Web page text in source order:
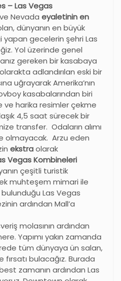
Las Vegas
Nevada eyaletinin en
dünyanın en büyük
gecelerin şehri Las
Yol üzerinde genel
gereken bir kasabaya
adlandırılan eski bir
uğrayarak Amerika’nın
kasabalarından biri
ve harika resimler çekme
4,5 saat sürecek bir
transfer. Odaların alımı
olmayacak. Arzu eden
ekstraolarak
Vegas Kombineleri
çeşitli turistik
muhteşem mimari ile
bulunduğu Las Vegas
ardından Mall’a
molasının ardından
Yapımı yakın zamanda
tüm dünyaya ün salan,
fırsatı bulacağız. Burada
zamanın ardından Las